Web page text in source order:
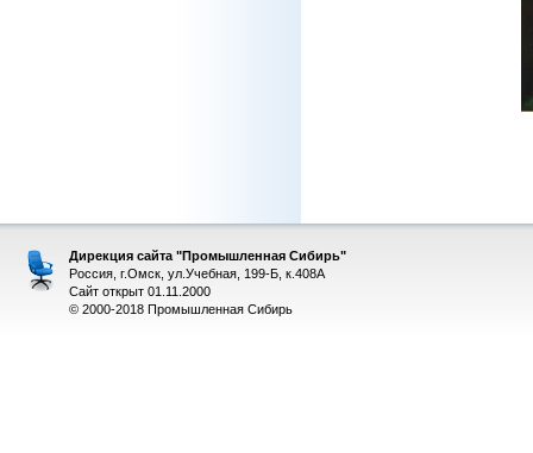
Дирекция сайта "Промышленная Сибирь"
Россия, г.Омск, ул.Учебная, 199-Б, к.408А
Сайт открыт 01.11.2000
© 2000-2018 Промышленная Сибирь